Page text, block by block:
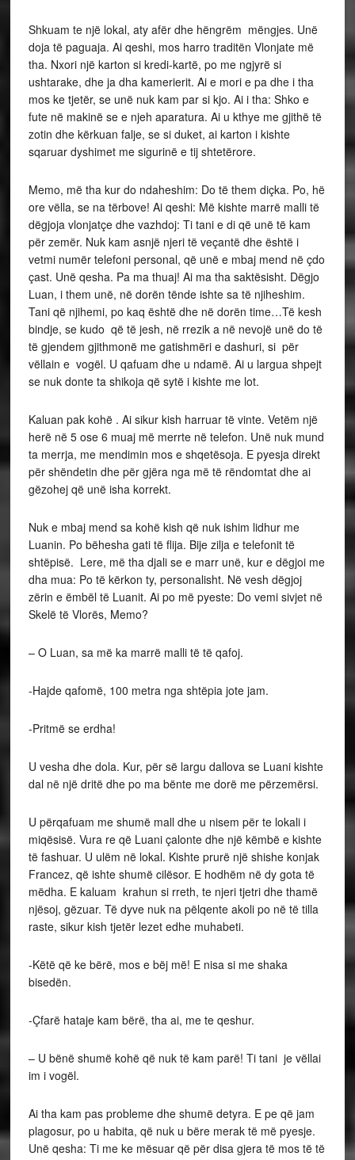
Shkuam te një lokal, aty afër dhe hëngrëm mëngjes. Unë
doja të paguaja. Ai qeshi, mos harro traditën Vlonjate më
tha. Nxori një karton si kredi-kartë, po me ngjyrë si
ushtarake, dhe ja dha kamerierit. Ai e mori e pa dhe i tha
mos ke tjetër, se unë nuk kam par si kjo. Ai i tha: Shko e
fute në makinë se e njeh aparatura. Ai u kthye me gjithë të
zotin dhe kërkuan falje, se si duket, ai karton i kishte
sqaruar dyshimet me sigurinë e tij shtetërore.
Memo, më tha kur do ndaheshim: Do të them diçka. Po, hë
ore vëlla, se na tërbove! Ai qeshi: Më kishte marrë malli të
dëgjoja vlonjatçe dhe vazhdoj: Ti tani e di që unë të kam
për zemër. Nuk kam asnjë njeri të veçantë dhe është i
vetmi numër telefoni personal, që unë e mbaj mend në çdo
çast. Unë qesha. Pa ma thuaj! Ai ma tha saktësisht. Dëgjo
Luan, i them unë, në dorën tënde ishte sa të njiheshim.
Tani që njihemi, po kaq është dhe në dorën time…Të kesh
bindje, se kudo që të jesh, në rrezik a në nevojë unë do të
të gjendem gjithmonë me gatishmëri e dashuri, si për
vëllain e vogël. U qafuam dhe u ndamë. Ai u largua shpejt
se nuk donte ta shikoja që sytë i kishte me lot.
Kaluan pak kohë . Ai sikur kish harruar të vinte. Vetëm një
herë në 5 ose 6 muaj më merrte në telefon. Unë nuk mund
ta merrja, me mendimin mos e shqetësoja. E pyesja direkt
për shëndetin dhe për gjëra nga më të rëndomtat dhe ai
gëzohej që unë isha korrekt.
Nuk e mbaj mend sa kohë kish që nuk ishim lidhur me
Luanin. Po bëhesha gati të flija. Bije zilja e telefonit të
shtëpisë. Lere, më tha djali se e marr unë, kur e dëgjoi me
dha mua: Po të kërkon ty, personalisht. Në vesh dëgjoj
zërin e ëmbël të Luanit. Ai po më pyeste: Do vemi sivjet në
Skelë të Vlorës, Memo?
– O Luan, sa më ka marrë malli të të qafoj.
-Hajde qafomë, 100 metra nga shtëpia jote jam.
-Pritmë se erdha!
U vesha dhe dola. Kur, për së largu dallova se Luani kishte
dal në një dritë dhe po ma bënte me dorë me përzemërsi.
U përqafuam me shumë mall dhe u nisem për te lokali i
miqësisë. Vura re që Luani çalonte dhe një këmbë e kishte
të fashuar. U ulëm në lokal. Kishte prurë një shishe konjak
Francez, që ishte shumë cilësor. E hodhëm në dy gota të
mëdha. E kaluam krahun si rreth, te njeri tjetri dhe thamë
njësoj, gëzuar. Të dyve nuk na pëlqente akoli po në të tilla
raste, sikur kish tjetër lezet edhe muhabeti.
-Këtë që ke bërë, mos e bëj më! E nisa si me shaka
bisedën.
-Çfarë hataje kam bërë, tha ai, me te qeshur.
– U bënë shumë kohë që nuk të kam parë! Ti tani je vëllai
im i vogël.
Ai tha kam pas probleme dhe shumë detyra. E pe që jam
plagosur, po u habita, që nuk u bëre merak të më pyesje.
Unë qesha: Ti me ke mësuar që për disa gjera të mos të të